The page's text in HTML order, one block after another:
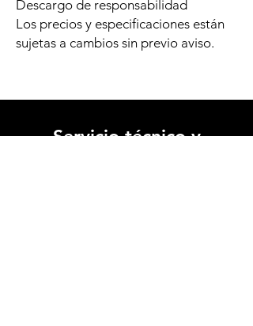
Descargo de responsabilidad
Los precios y especificaciones están
sujetas a cambios sin previo aviso.
Servicio técnico y